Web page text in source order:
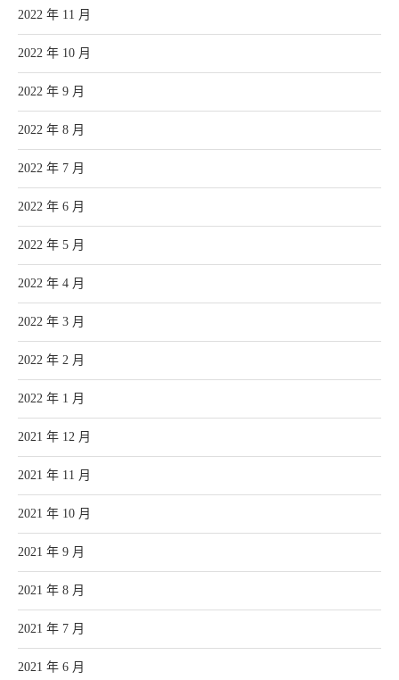
2022 年 11 月
2022 年 10 月
2022 年 9 月
2022 年 8 月
2022 年 7 月
2022 年 6 月
2022 年 5 月
2022 年 4 月
2022 年 3 月
2022 年 2 月
2022 年 1 月
2021 年 12 月
2021 年 11 月
2021 年 10 月
2021 年 9 月
2021 年 8 月
2021 年 7 月
2021 年 6 月